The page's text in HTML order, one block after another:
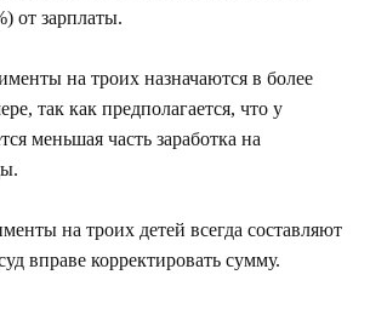
от зарплаты.
на троих назначаются в более
так как предполагается, что у
меньшая часть заработка на
на троих детей всегда составляют
вправе корректировать сумму.